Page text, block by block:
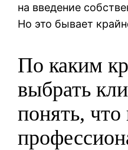
на введение
Но это бывает
По каким
выбрать
понять,